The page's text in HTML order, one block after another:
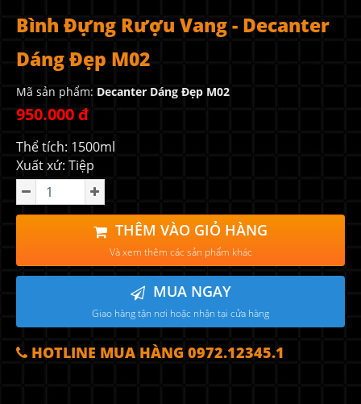
Bình Đựng Rượu Vang - Decanter
Dáng Đẹp M02
Mã sản phẩm: Decanter Dáng Đẹp M02
950.000 đ
Thể tích: 1500ml
Xuất xứ: Tiệp
THÊM VÀO GIỎ HÀNG
Và xem thêm các sản phẩm khác
MUA NGAY
Giao hàng tận nơi hoặc nhận tại cửa hàng
HOTLINE MUA HÀNG 0972.12345.1